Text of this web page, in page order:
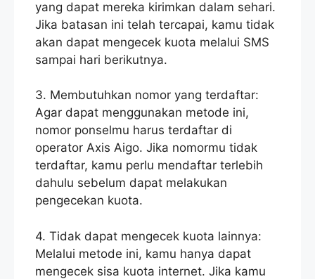
yang dapat mereka kirimkan dalam sehari.
Jika batasan ini telah tercapai, kamu tidak
akan dapat mengecek kuota melalui SMS
sampai hari berikutnya.
3. Membutuhkan nomor yang terdaftar:
Agar dapat menggunakan metode ini,
nomor ponselmu harus terdaftar di
operator Axis Aigo. Jika nomormu tidak
terdaftar, kamu perlu mendaftar terlebih
dahulu sebelum dapat melakukan
pengecekan kuota.
4. Tidak dapat mengecek kuota lainnya:
Melalui metode ini, kamu hanya dapat
mengecek sisa kuota internet. Jika kamu